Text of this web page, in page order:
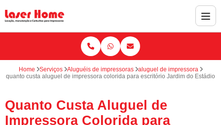
Home Serviços Aluguéis de impressoras
aluguel de impressora
quanto custa aluguel de impressora colorida para escritório Jardim do Estádio
Quanto Custa Aluguel de
Impressora Colorida para